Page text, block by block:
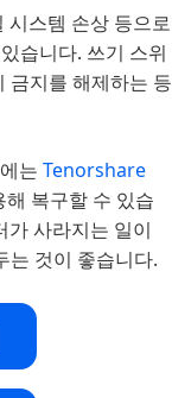
시스템 손상 등으로
습니다. 쓰기 스위
금지를 해제하는 등
는 Tenorshare
복구할 수 있습
가 사라지는 일이
는 것이 좋습니다.